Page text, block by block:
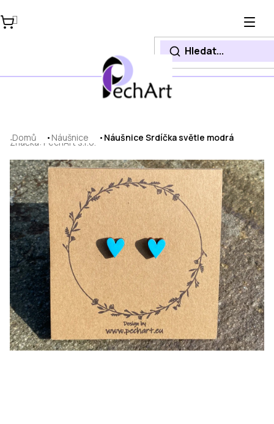
na
obsah
Domů Náušnice Náušnice Srdíčka světle modrá
Značka: PechArt s.r.o.